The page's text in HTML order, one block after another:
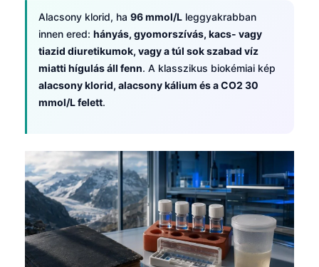
Alacsony klorid, ha 96 mmol/L leggyakrabban
innen ered: hányás, gyomorszívás, kacs- vagy
tiazid diuretikumok, vagy a túl sok szabad víz
miatti hígulás áll fenn. A klasszikus biokémiai kép
alacsony klorid, alacsony kálium és a CO2 30
mmol/L felett.